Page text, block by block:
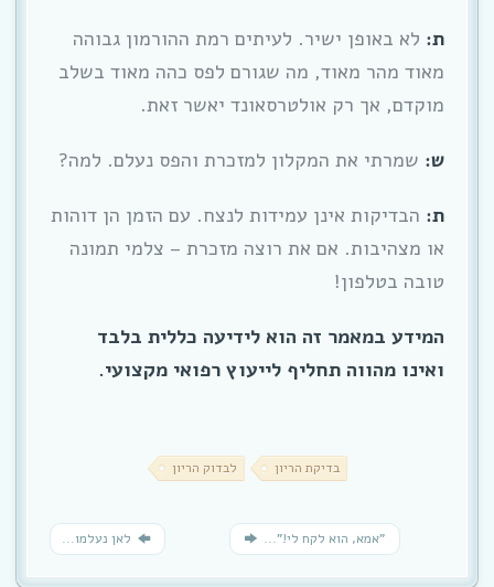
ת: לא באופן ישיר. לעיתים רמת ההורמון גבוהה
מאוד מהר מאוד, מה שגורם לפס כהה מאוד בשלב
מוקדם, אך רק אולטרסאונד יאשר זאת.
ש: שמרתי את המקלון למזכרת והפס נעלם. למה?
ת: הבדיקות אינן עמידות לנצח. עם הזמן הן דוהות
או מצהיבות. אם את רוצה מזכרת – צלמי תמונה
טובה בטלפון!
המידע במאמר זה הוא לידיעה כללית בלבד
ואינו מהווה תחליף לייעוץ רפואי מקצועי.
בדיקת הריון לבדוק הריון
לאן נעלמו... "אמא, הוא לקח לי!"...